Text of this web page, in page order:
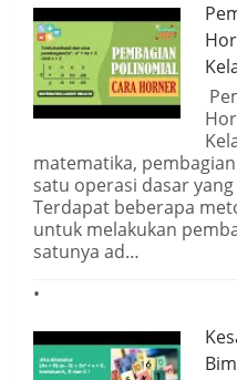
matematika,
satu operasi dasar
Terdapat beberapa
untuk melakukan
satunya ad…